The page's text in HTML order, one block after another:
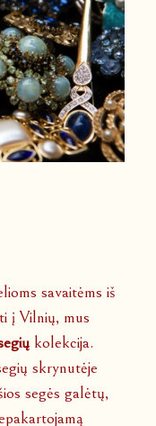
savaitėms iš
į Vilnių, mus
kolekcija.
skrynutėje
segės galėtų,